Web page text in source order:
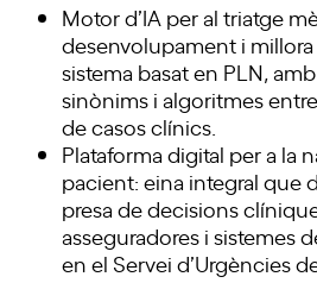
Motor d’IA per al triatge
desenvolupament i
sistema basat en PLN,
sinònims i algoritmes
de casos clínics.
Plataforma digital per a la
pacient: eina integral que
presa de decisions
asseguradores i sistemes
en el Servei d’Urgències